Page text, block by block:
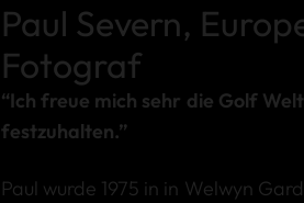
Paul Severn,
Fotograf
“Ich freue mich sehr die Golf
festzuhalten.”
Paul wurde 1975 in in Welwyn